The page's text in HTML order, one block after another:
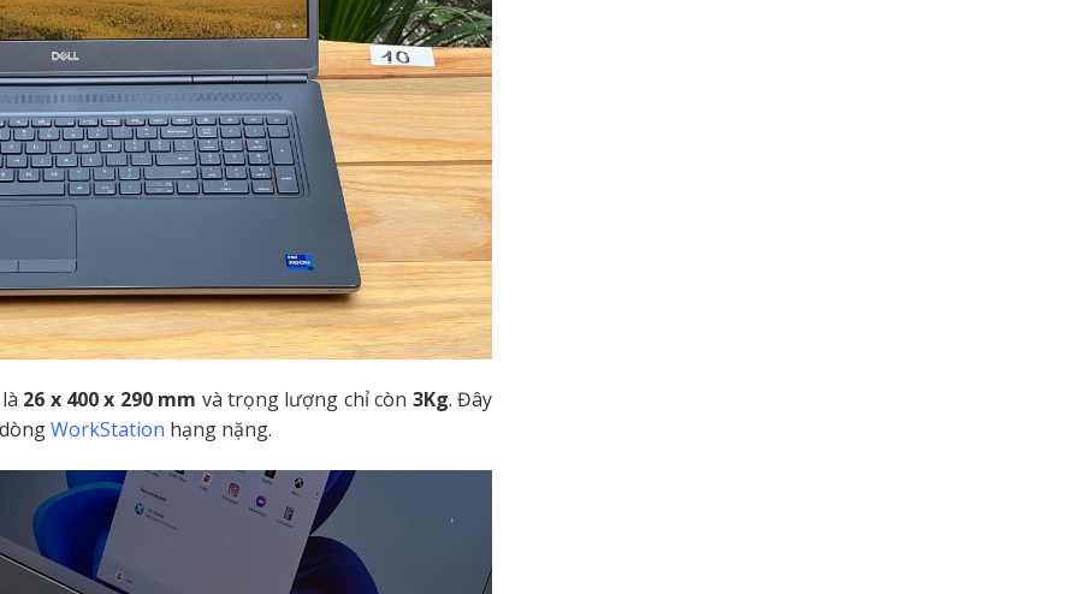
26 x 400 x 290 mm và trọng lượng chỉ còn 3Kg. Đây
WorkStation hạng nặng.